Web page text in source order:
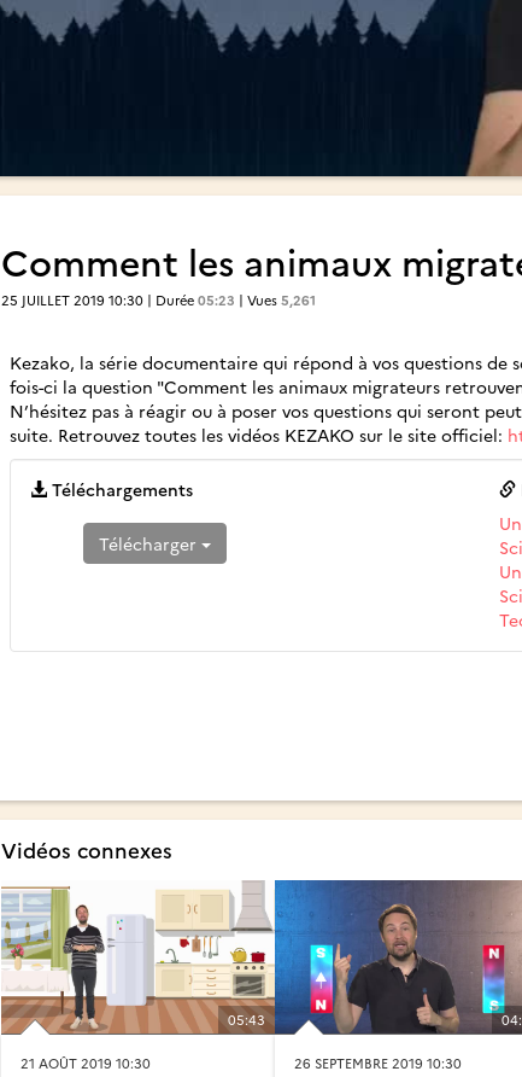
Comment les animaux
25 JUILLET 2019 10:30 | Durée 05:23 | Vues 5,261
Kezako, la série documentaire qui répond à vos questions de
fois-ci la question "Comment les animaux migrateurs
N’hésitez pas à réagir ou à poser vos questions qui seront
suite. Retrouvez toutes les vidéos KEZAKO sur le site officiel:
Téléchargements
Télécharger
Vidéos connexes
05:43
21 AOÛT 2019 10:30 26 SEPTEMBRE 2019 10:30